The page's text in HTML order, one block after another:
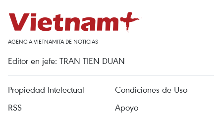
AGENCIA VIETNAMITA DE NOTICIAS
Editor en jefe: TRAN TIEN DUAN
Propiedad Intelectual
Condiciones de Uso
RSS
Apoyo